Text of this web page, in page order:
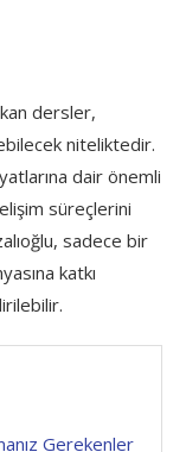
dersler,
niteliktedir.
dair önemli
süreçlerini
sadece bir
katkı
Gerekenler